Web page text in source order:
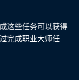
这些任务可以获得
完成职业大师任